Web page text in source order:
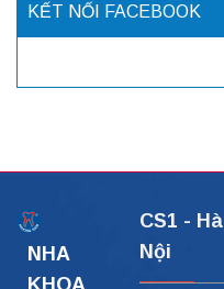
KẾT NỐI FACEBOOK
NHA
KHOA
CS1 - Hà
Nội